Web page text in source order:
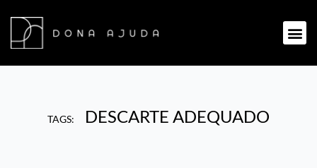
TAGS: DESCARTE ADEQUADO